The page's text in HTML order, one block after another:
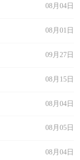
08月04日
08月01日
09月27日
08月15日
08月04日
08月05日
08月04日